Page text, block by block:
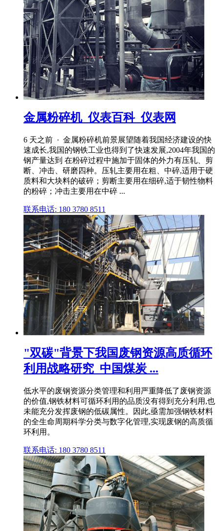
金属粉碎机_仪表百科_仪表网
6 天之前 · 金属粉碎机前景展望随着我国经济建设的快
速成长,我国的钢铁工业也得到了快速发展,2004年我国的
钢产量达到 在粉碎过程中施加于固体的外力有压轧、剪
断、冲击、研磨四种。压轧主要用在粗、中碎,适用于硬
质料和大块料的破碎；剪断主要用在细碎,适于韧性物料
的粉碎；冲击主要用在中碎 ...
联系电话: 180 3780 8511
"双碳"背景下我国废钢资源高质循环
利用战略研究_中国煤炭 ...
低水平的废钢资源分类管理和利用严重降低了废钢资源
的价值,钢铁材料可循环利用的品质没有得到充分利用,也
未能充分发挥废钢的低碳属性。因此,亟需加强钢铁材料
的全生命周期科学分类与数字化管理,实现废钢的高质循
环利用。
联系电话: 180 3780 8511